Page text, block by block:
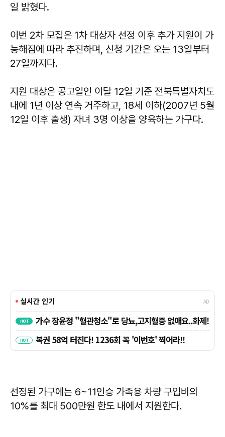
일 밝혔다.
이번 2차 모집은 1차 대상자 선정 이후 추가 지원이 가
능해짐에 따라 추진하며, 신청 기간은 오는 13일부터
27일까지다.
지원 대상은 공고일인 이달 12일 기준 전북특별자치도
내에 1년 이상 연속 거주하고, 18세 이하(2007년 5월
12일 이후 출생) 자녀 3명 이상을 양육하는 가구다.
선정된 가구에는 6~11인승 가족용 차량 구입비의
10%를 최대 500만원 한도 내에서 지원한다.